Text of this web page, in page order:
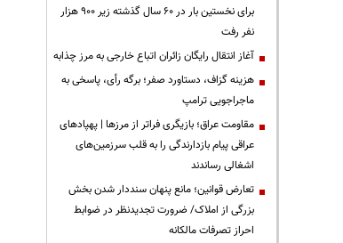
برای نخستین بار در ۶۰ سال گذشته زیر ۹۰۰ هزار
نفر رفت
آغاز انتقال رایگان زائران اتباع خارجی به مرز چذابه
هزینه گزاف، دستاورد صفر؛ برگه رأی، پاسخی به
ماجراجویی ترامپ
مقاومت عراق؛ بازیگری فراتر از مرزها | پهپادهای
عراقی پیام بازدارندگی را به قلب سرزمین‌های
اشغالی رساندند
تعارض قوانین؛ مانع پنهان سنددار شدن بخش
بزرگی از املاک/ ضرورت تجدیدنظر در ضوابط
احراز تصرفات مالکانه